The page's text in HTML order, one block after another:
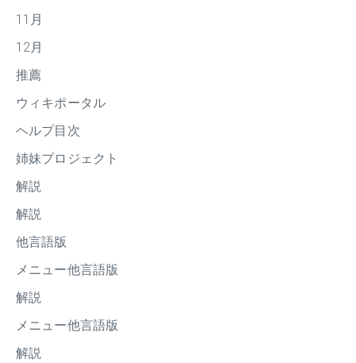
11月
12月
推薦
ウィキポータル
ヘルプ目次
姉妹プロジェクト
解説
解説
他言語版
メニュー他言語版
解説
メニュー他言語版
解説